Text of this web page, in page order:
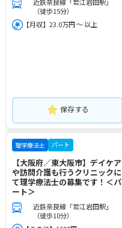
近鉄奈良線「若江岩田駅」
（徒歩15分）
【月収】23.0万円 ～ 以上
保存する
理学療法士 パート
【大阪府／東大阪市】デイケア
や訪問介護も行うクリニックに
て理学療法士の募集です！＜パ
ート＞
近鉄奈良線「若江岩田駅」
（徒歩10分）